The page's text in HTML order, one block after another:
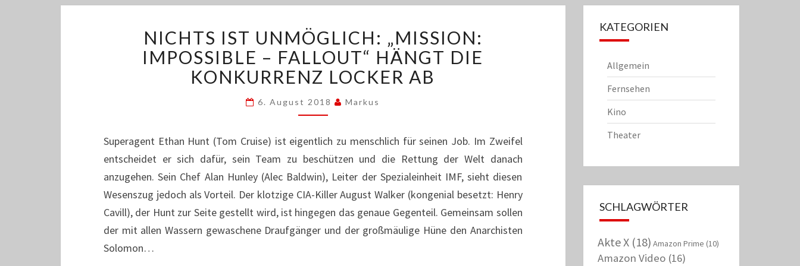
IST
UNMÖGLICH:
„MISSION:
IMPOSSIBLE
–
FALLOUT“
DIE
KONKURRENZ
LOCKER
AB
NICHTS IST UNMÖGLICH: „MISSION:
IMPOSSIBLE – FALLOUT“ HÄNGT DIE
KONKURRENZ LOCKER AB
6. August 2018 Markus
Superagent Ethan Hunt (Tom Cruise) ist eigentlich zu menschlich für seinen Job. Im Zweifel
entscheidet er sich dafür, sein Team zu beschützen und die Rettung der Welt danach
anzugehen. Sein Chef Alan Hunley (Alec Baldwin), Leiter der Spezialeinheit IMF, sieht diesen
Wesenszug jedoch als Vorteil. Der klotzige CIA-Killer August Walker (kongenial besetzt: Henry
Cavill), der Hunt zur Seite gestellt wird, ist hingegen das genaue Gegenteil. Gemeinsam sollen
der mit allen Wassern gewaschene Draufgänger und der großmäulige Hüne den Anarchisten
Solomon…
KATEGORIEN
Allgemein
Fernsehen
Kino
Theater
SCHLAGWÖRTER
Akte X(18) Amazon Prime (10)
Amazon Video(16)